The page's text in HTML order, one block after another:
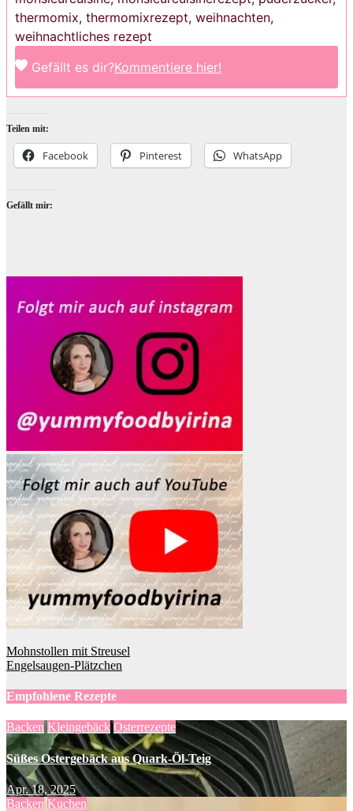
thermomix, thermomixrezept, weihnachten,
weihnachtliches rezept
Gefällt es dir?Kommentiere hier!
Teilen mit:
Facebook Pinterest WhatsApp
Gefällt mir:
Beitragsnavigation
Mohnstollen mit Streusel
Engelsaugen-Plätzchen
Empfohlene Rezepte
Backen Kleingebäck Osterrezepte
Süßes Ostergebäck aus Quark-Öl-Teig
Apr. 18, 2025
Backen Kuchen